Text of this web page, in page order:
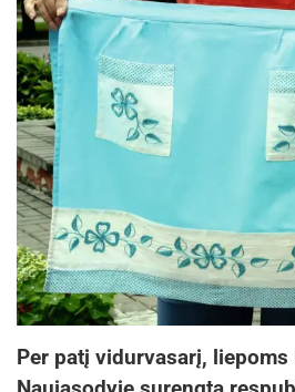
Per patį vidurvasarį,